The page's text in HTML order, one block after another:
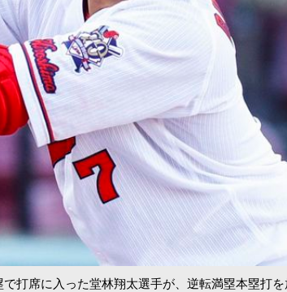
打席に入った堂林翔太選手が、逆転満塁本塁打を